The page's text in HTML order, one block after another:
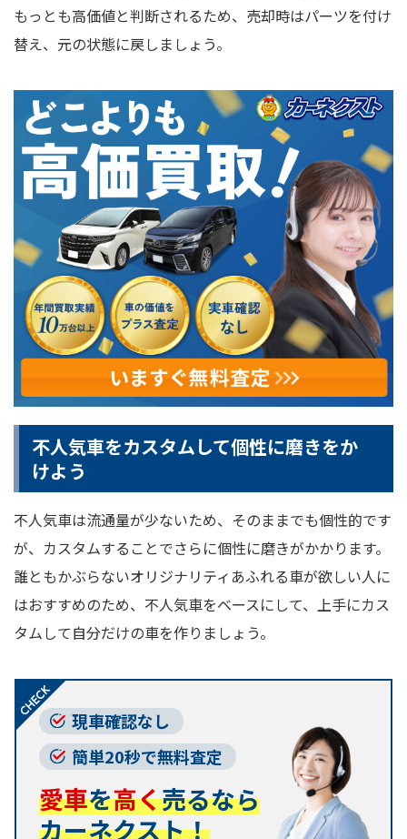
もっとも高価値と判断されるため、売却時はパーツを付け
替え、元の状態に戻しましょう。
不人気車をカスタムして個性に磨きをか
けよう
不人気車は流通量が少ないため、そのままでも個性的です
が、カスタムすることでさらに個性に磨きがかかります。
誰ともかぶらないオリジナリティあふれる車が欲しい人に
はおすすめのため、不人気車をベースにして、上手にカス
タムして自分だけの車を作りましょう。
現車確認なし
簡単20秒で無料査定
愛車を高く売るなら
カーネクスト！